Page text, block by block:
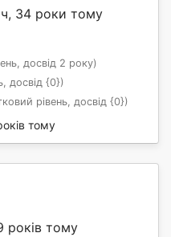
34 роки тому
досвід 2 року)
досвід {0})
рівень, досвід {0})
тому
років тому